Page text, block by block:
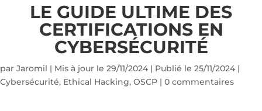
LE GUIDE ULTIME DES
CERTIFICATIONS EN
CYBERSÉCURITÉ
par Jaromil | Mis à jour le 29/11/2024 | Publié le 25/11/2024 |
Cybersécurité, Ethical Hacking, OSCP | 0 commentaires